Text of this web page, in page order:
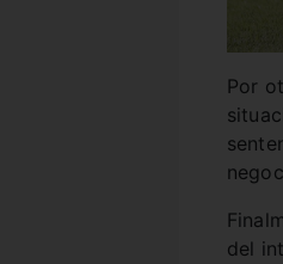
Por
del